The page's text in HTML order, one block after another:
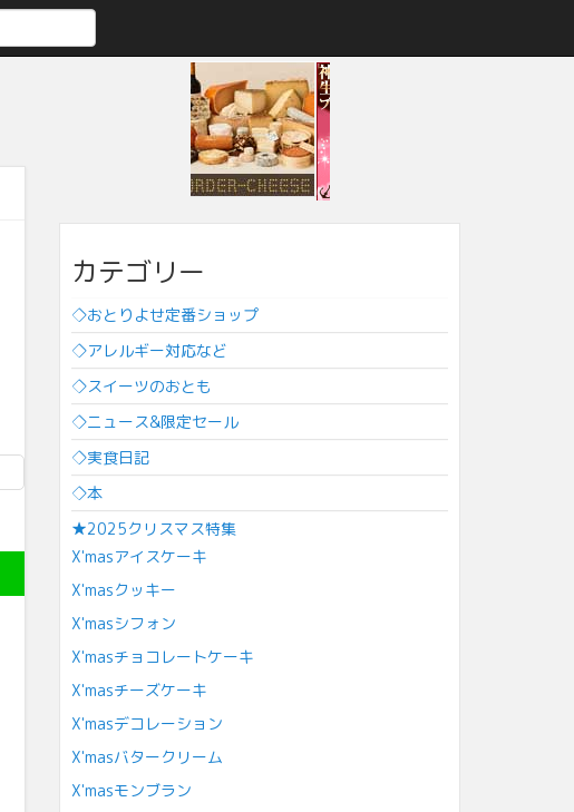
カテゴリー
◇おとりよせ定番ショップ
◇アレルギー対応など
◇スイーツのおとも
◇ニュース&限定セール
◇実食日記
◇本
★2025クリスマス特集
X'masアイスケーキ
X'masクッキー
X'masシフォン
X'masチョコレートケーキ
X'masチーズケーキ
X'masデコレーション
X'masバタークリーム
X'masモンブラン